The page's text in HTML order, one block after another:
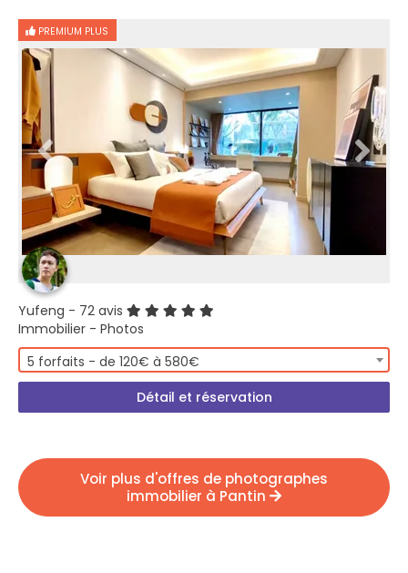
PREMIUM PLUS
Yufeng - 72 avis
Immobilier - Photos
5 forfaits - de 120€ à 580€
Détail et réservation
Voir plus d'offres de photographes
immobilier à Pantin